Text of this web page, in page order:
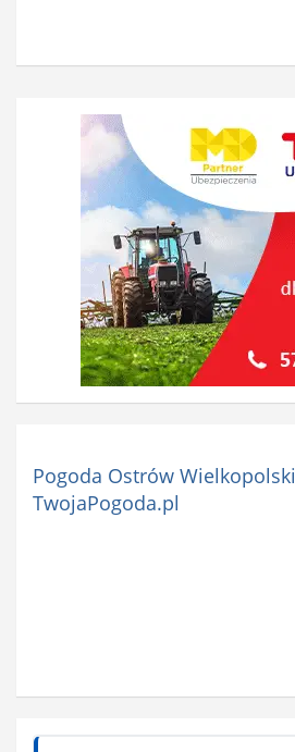
Pogoda Ostrów Wielkopolski
TwojaPogoda.pl